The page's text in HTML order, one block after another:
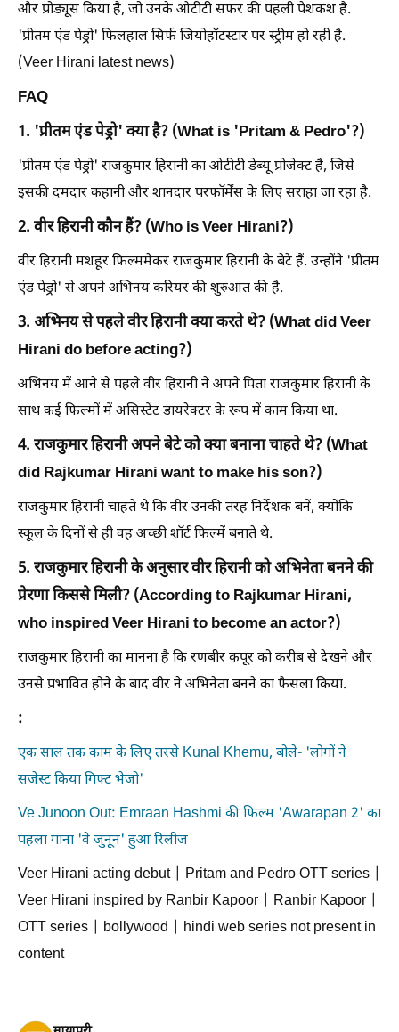
और प्रोड्यूस किया है, जो उनके ओटीटी सफर की पहली पेशकश है.
'प्रीतम एंड पेड्रो' फिलहाल सिर्फ जियोहॉटस्टार पर स्ट्रीम हो रही है.
(Veer Hirani latest news)
FAQ
1. 'प्रीतम एंड पेड्रो' क्या है? (What is 'Pritam & Pedro'?)
'प्रीतम एंड पेड्रो' राजकुमार हिरानी का ओटीटी डेब्यू प्रोजेक्ट है, जिसे
इसकी दमदार कहानी और शानदार परफॉर्मेंस के लिए सराहा जा रहा है.
2. वीर हिरानी कौन हैं? (Who is Veer Hirani?)
वीर हिरानी मशहूर फिल्ममेकर राजकुमार हिरानी के बेटे हैं. उन्होंने 'प्रीतम
एंड पेड्रो' से अपने अभिनय करियर की शुरुआत की है.
3. अभिनय से पहले वीर हिरानी क्या करते थे? (What did Veer
Hirani do before acting?)
अभिनय में आने से पहले वीर हिरानी ने अपने पिता राजकुमार हिरानी के
साथ कई फिल्मों में असिस्टेंट डायरेक्टर के रूप में काम किया था.
4. राजकुमार हिरानी अपने बेटे को क्या बनाना चाहते थे? (What
did Rajkumar Hirani want to make his son?)
राजकुमार हिरानी चाहते थे कि वीर उनकी तरह निर्देशक बनें, क्योंकि
स्कूल के दिनों से ही वह अच्छी शॉर्ट फिल्में बनाते थे.
5. राजकुमार हिरानी के अनुसार वीर हिरानी को अभिनेता बनने की
प्रेरणा किससे मिली? (According to Rajkumar Hirani,
who inspired Veer Hirani to become an actor?)
राजकुमार हिरानी का मानना है कि रणबीर कपूर को करीब से देखने और
उनसे प्रभावित होने के बाद वीर ने अभिनेता बनने का फैसला किया.
:
एक साल तक काम के लिए तरसे Kunal Khemu, बोले- 'लोगों ने
सजेस्ट किया गिफ्ट भेजो'
Ve Junoon Out: Emraan Hashmi की फिल्म 'Awarapan 2' का
पहला गाना 'वे जुनून' हुआ रिलीज
Veer Hirani acting debut | Pritam and Pedro OTT series |
Veer Hirani inspired by Ranbir Kapoor | Ranbir Kapoor |
OTT series | bollywood | hindi web series not present in
content